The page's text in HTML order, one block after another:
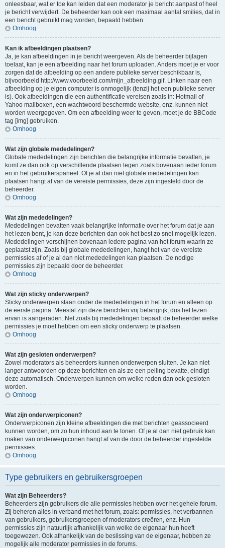
onleesbaar, wat er toe kan leiden dat een moderator je bericht aanpast of heel
je bericht verwijdert. De beheerder kan ook een maximaal aantal smilies, dat in
een bericht gebruikt mag worden, bepaald hebben.
Omhoog
Kan ik afbeeldingen plaatsen?
Ja, je kan afbeeldingen in je bericht weergeven. Als de beheerder bijlagen
toelaat, kan je een afbeelding naar het forum uploaden. Anders moet je er voor
zorgen dat de afbeelding op een andere publieke server beschikbaar is,
bijvoorbeeld http://www.voorbeeld.com/mijn_afbeelding.gif. Linken naar een
afbeelding op je eigen computer is onmogelijk (tenzij het een publieke server
is). Ook afbeeldingen die een authentificatie vereisen zoals in: Hotmail of
Yahoo mailboxen, een wachtwoord beschermde website, enz. kunnen niet
worden weergegeven. Om een afbeelding weer te geven, moet je de BBCode
tag [img] gebruiken.
Omhoog
Wat zijn globale mededelingen?
Globale mededelingen zijn berichten die belangrijke informatie bevatten, je
komt ze dan ook op verschillende plaatsen tegen zoals bovenaan ieder forum
en in het gebruikerspaneel. Of je al dan niet globale mededelingen kan
plaatsen hangt af van de vereiste permissies, deze zijn ingesteld door de
beheerder.
Omhoog
Wat zijn mededelingen?
Mededelingen bevatten vaak belangrijke informatie over het forum dat je aan
het lezen bent, je kan deze berichten dan ook het best zo snel mogelijk lezen.
Mededelingen verschijnen bovenaan iedere pagina van het forum waarin ze
geplaatst zijn. Zoals bij globale mededelingen, hangt het van de vereiste
permissies af of je al dan niet mededelingen kan plaatsen. De nodige
permissies zijn bepaald door de beheerder.
Omhoog
Wat zijn sticky onderwerpen?
Sticky onderwerpen staan onder de mededelingen in het forum en alleen op
de eerste pagina. Meestal zijn deze berichten vrij belangrijk, dus het lezen
ervan is aangeraden. Net zoals bij mededelingen bepaalt de beheerder welke
permissies je moet hebben om een sticky onderwerp te plaatsen.
Omhoog
Wat zijn gesloten onderwerpen?
Zowel moderators als beheerders kunnen onderwerpen sluiten. Je kan niet
langer antwoorden op deze berichten en als ze een peiling bevatte, eindigt
deze automatisch. Onderwerpen kunnen om welke reden dan ook gesloten
worden.
Omhoog
Wat zijn onderwerpiconen?
Onderwerpiconen zijn kleine afbeeldingen die met berichten geassocieerd
kunnen worden, om zo hun inhoud aan te tonen. Of je al dan niet gebruik kan
maken van onderwerpiconen hangt af van de door de beheerder ingestelde
permissies.
Omhoog
Type gebruikers en gebruikersgroepen
Wat zijn Beheerders?
Beheerders zijn gebruikers die alle permissies hebben over het gehele forum.
Zij beheren alles in verband met het forum, zoals: permissies, het verbannen
van gebruikers, gebruikersgroepen of moderators creëren, enz. Hun
permissies zijn natuurlijk afhankelijk van welke de eigenaar hun heeft
toegewezen. Ook afhankelijk van de beslissing van de eigenaar, hebben ze
mogelijk alle moderator permissies in de forums.